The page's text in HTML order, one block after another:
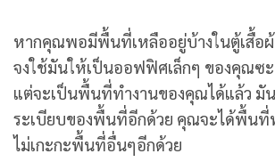
หากคุณพอมีพื้นที่เหลืออยู่บ้างในตู้เสื้อผ้
จงใช้มันให้เป็นออฟฟิศเล็กๆ ของคุณซะ
แต่จะเป็นพื้นที่ทำงานของคุณได้แล้ว มัน
ระเบียบของพื้นที่อีกด้วย คุณจะได้พื้นที่
ไม่เกะกะพื้นที่อื่นๆอีกด้วย